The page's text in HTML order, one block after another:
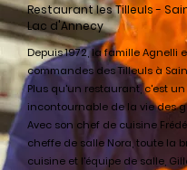
Restaurant les Tilleuls -
Lac d'Annecy
Depuis 1972, la famille Agnelli
commandes des Tilleuls à
Plus qu'un restaurant, c'est un
incontournable de la vie des
Avec son chef de cuisine
cheffe de salle Nora, toute la
cuisine et l'équipe de salle,